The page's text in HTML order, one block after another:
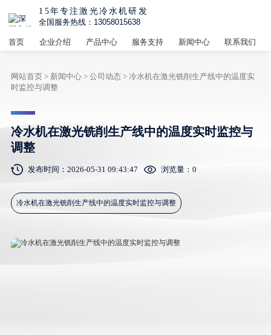
15年专注激光冷水机研发
全国服务热线：13058015638
首页 企业介绍 产品中心 服务支持 新闻中心 联系我们
网站首页> 新闻中心> 公司动态> 冷水机在激光铣削生产线中的温度实
时监控与调整
冷水机在激光铣削生产线中的温度实时监控与
调整
发布时间：2026-05-31 09:43:47 浏览量： 0
冷水机在激光铣削生产线中的温度实时监控与调整